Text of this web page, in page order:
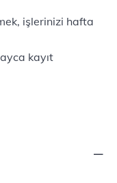
işlerinizi hafta
kayıt